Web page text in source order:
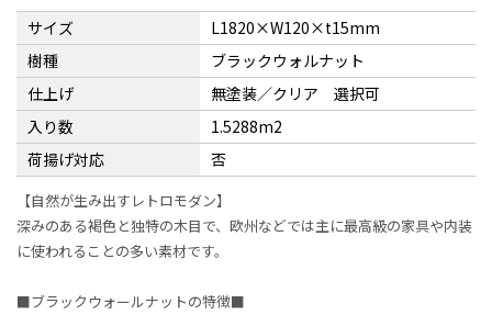
サイズ
L1820×W120×t15mm
樹種
ブラックウォルナット
仕上げ
無塗装／クリア 選択可
入り数
1.5288m2
荷揚げ対応
否
【自然が生み出すレトロモダン】
深みのある褐色と独特の木目で、欧州などでは主に最高級の家具や内装
に使われることの多い素材です。
■ブラックウォールナットの特徴■